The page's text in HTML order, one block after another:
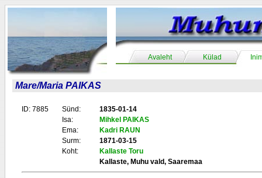
Avaleht Külad
Mare/Maria PAIKAS
ID: 7885 Sünd:
1835-01-14
Isa:
Mihkel PAIKAS
Ema:
Kadri RAUN
Surm:
1871-03-15
Koht:
Kallaste Toru
Kallaste, Muhu vald, Saaremaa